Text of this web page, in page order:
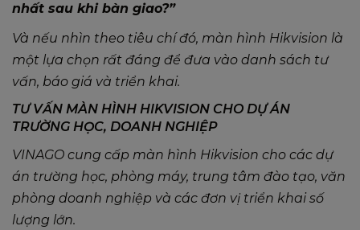
nhất sau khi bàn giao?”
Và nếu nhìn theo tiêu chí đó, màn hình Hikvision là
một lựa chọn rất đáng để đưa vào danh sách tư
vấn, báo giá và triển khai.
TƯ VẤN MÀN HÌNH HIKVISION CHO DỰ ÁN
TRƯỜNG HỌC, DOANH NGHIỆP
VINAGO cung cấp màn hình Hikvision cho các dự
án trường học, phòng máy, trung tâm đào tạo, văn
phòng doanh nghiệp và các đơn vị triển khai số
lượng lớn.